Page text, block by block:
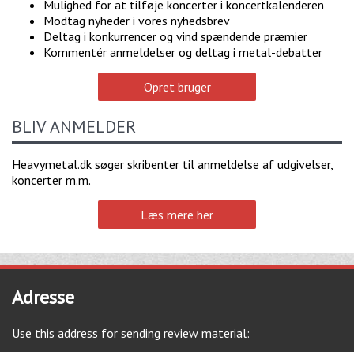
Mulighed for at tilføje koncerter i koncertkalenderen
Modtag nyheder i vores nyhedsbrev
Deltag i konkurrencer og vind spændende præmier
Kommentér anmeldelser og deltag i metal-debatter
Opret bruger
BLIV ANMELDER
Heavymetal.dk søger skribenter til anmeldelse af udgivelser,
koncerter m.m.
Læs mere her
Adresse
Use this address for sending review material: